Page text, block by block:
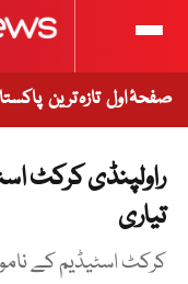
صفحۂ اول تازہ ترین
راولپنڈی کرکٹ
تیاری
کرکٹ اسٹیڈیم کے